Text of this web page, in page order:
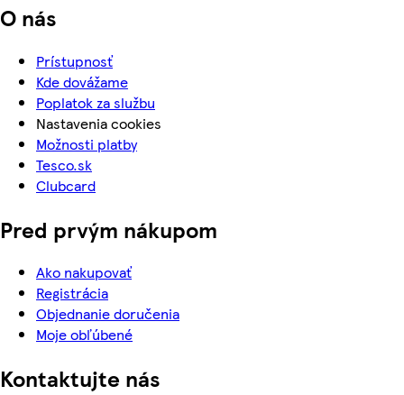
O nás
Prístupnosť
Kde dovážame
Poplatok za službu
Nastavenia cookies
Možnosti platby
Tesco.sk
Clubcard
Pred prvým nákupom
Ako nakupovať
Registrácia
Objednanie doručenia
Moje obľúbené
Kontaktujte nás